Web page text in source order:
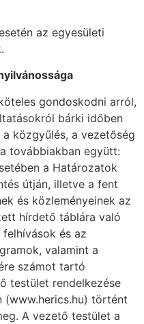
az egyesületi
gondoskodni arról,
bárki időben
közgyűlés, a vezetőség
továbbiakban együtt:
a Határozatok
útján, illetve a fent
és közleményeinek az
hírdető táblára való
és az
valamint a
számot tartó
testület rendelkezése
(www.herics.hu) történt
A vezető testület a